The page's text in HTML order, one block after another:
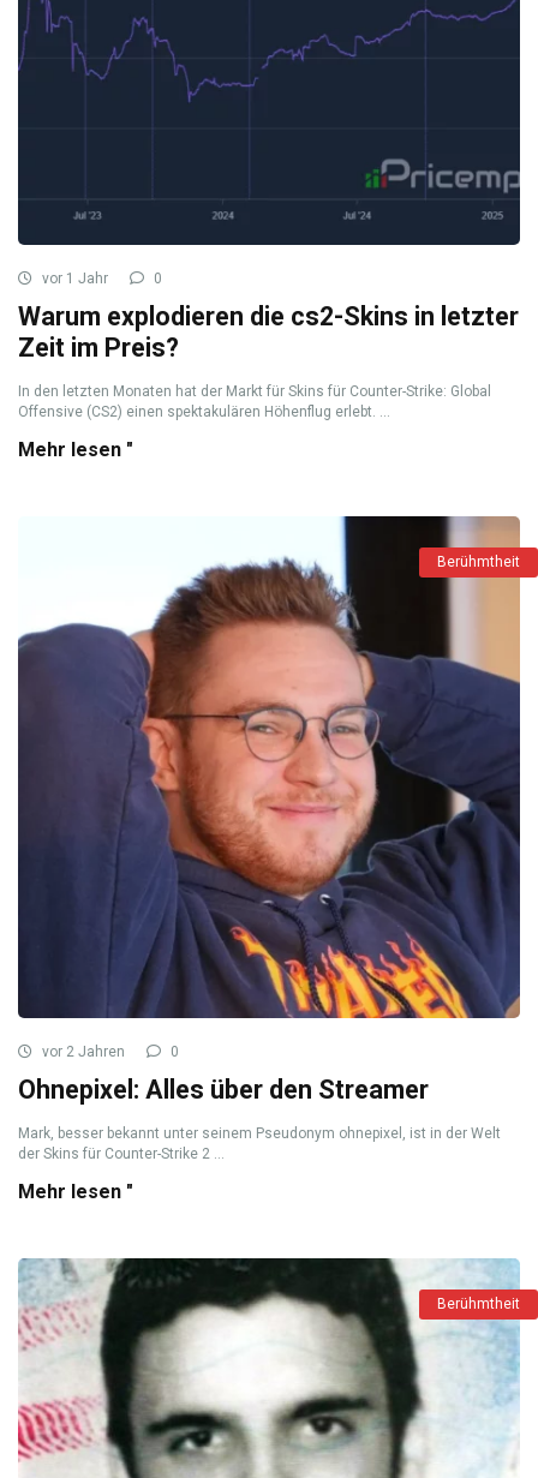
vor 1 Jahr 0
Warum explodieren die cs2-Skins in letzter
Zeit im Preis?
In den letzten Monaten hat der Markt für Skins für Counter-Strike: Global
Offensive (CS2) einen spektakulären Höhenflug erlebt. ...
Mehr lesen "
Berühmtheit
vor 2 Jahren 0
Ohnepixel: Alles über den Streamer
Mark, besser bekannt unter seinem Pseudonym ohnepixel, ist in der Welt
der Skins für Counter-Strike 2 ...
Mehr lesen "
Berühmtheit